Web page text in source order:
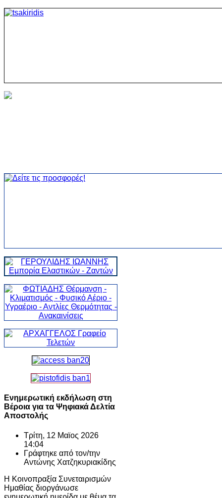
Ενημερωτική εκδήλωση στη
Βέροια για τα Ψηφιακά Δελτία
Αποστολής
Τρίτη, 12 Μαϊος 2026
14:04
Γράφτηκε από τον/την
Αντώνης Χατζηκυριακίδης
Η Κοινοπραξία Συνεταιρισμών
Ημαθίας διοργάνωσε